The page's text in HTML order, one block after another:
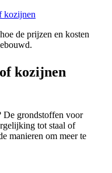
kozijnen
de prijzen en kosten
kozijnen
De grondstoffen voor
tot staal of
manieren om meer te